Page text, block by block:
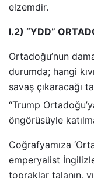
elzemdir.
I.2) “YDD”
Ortadoğu’nun
durumda; hangi
savaş çıkaracağı
“Trump
öngörüsüyle
Coğrafyamıza
emperyalist
topraklar talanın,